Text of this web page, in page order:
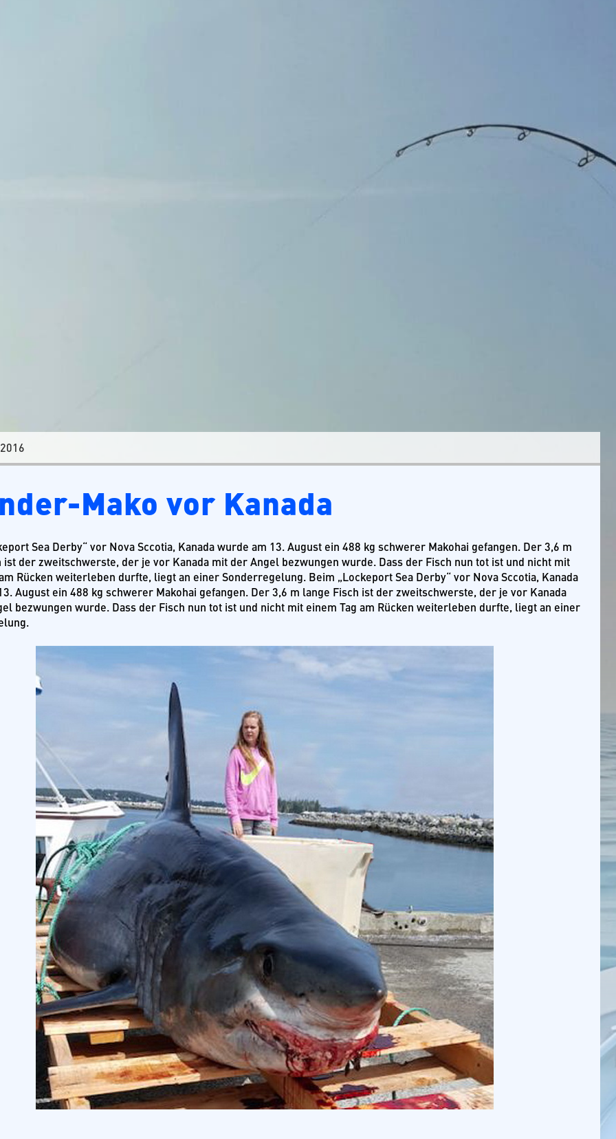
Mako vor Kanada
Sea Derby“ vor Nova Sccotia, Kanada wurde am 13. August ein 488 kg schwerer Makohai gefangen. Der 3,6 m
ist der zweitschwerste, der je vor Kanada mit der Angel bezwungen wurde. Dass der Fisch nun tot ist und nicht mit
Rücken weiterleben durfte, liegt an einer Sonderregelung. Beim „Lockeport Sea Derby“ vor Nova Sccotia, Kanada
August ein 488 kg schwerer Makohai gefangen. Der 3,6 m lange Fisch ist der zweitschwerste, der je vor Kanada
bezwungen wurde. Dass der Fisch nun tot ist und nicht mit einem Tag am Rücken weiterleben durfte, liegt an einer